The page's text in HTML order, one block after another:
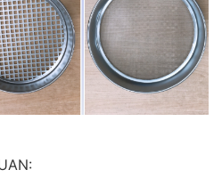
XI MĂNG BẰNG ĐỒNG